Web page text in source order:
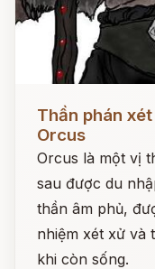
Đọc ngay
Thần phán
Orcus
Orcus là một vị
sau được du
thần âm phủ,
nhiệm xét xử và
khi còn sống.